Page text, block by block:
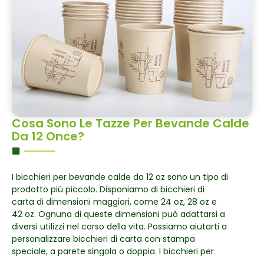
Cosa Sono Le Tazze Per Bevande Calde
Da 12 Once?
I bicchieri per bevande calde da 12 oz sono un tipo di
prodotto più piccolo. Disponiamo di bicchieri di
carta di dimensioni maggiori, come 24 oz, 28 oz e
42 oz. Ognuna di queste dimensioni può adattarsi a
diversi utilizzi nel corso della vita. Possiamo aiutarti a
personalizzare bicchieri di carta con stampa
speciale, a parete singola o doppia. I bicchieri per